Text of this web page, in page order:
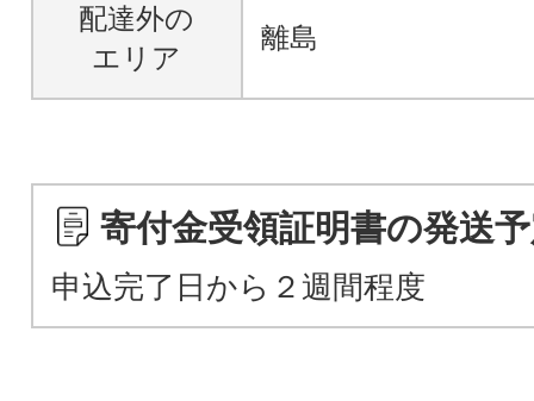
配達外の
エリア
離島
寄付金受領証明書の発送
申込完了日から２週間程度